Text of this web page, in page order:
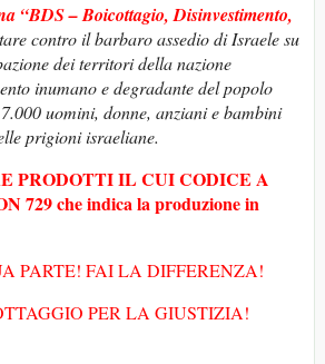
“BDS – Boicottagio, Disinvestimento,
contro il barbaro assedio di Israele su
dei territori della nazione
inumano e degradante del popolo
uomini, donne, anziani e bambini
prigioni israeliane.
PRODOTTI IL CUI CODICE A
729 che indica la produzione in
PARTE! FAI LA DIFFERENZA!
PER LA GIUSTIZIA!